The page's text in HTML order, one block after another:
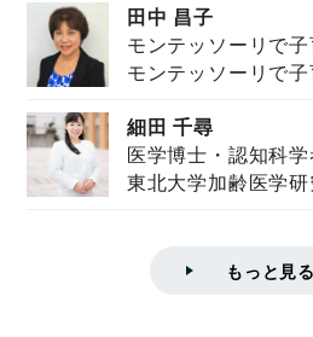
田中 昌子
モンテッソーリで
ズハウス研究所所長
モンテッソーリで
細田 千尋
医学博士・認知科
東北大学加齢医学
もっと見る